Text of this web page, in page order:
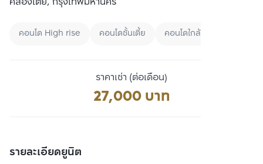
คอนโด High rise คอนโดชั้นเตี้ย คอนโดใกล้ BTS
ราคาเช่า (ต่อเดือน)
27,000 บาท
รายละเอียดยูนิต